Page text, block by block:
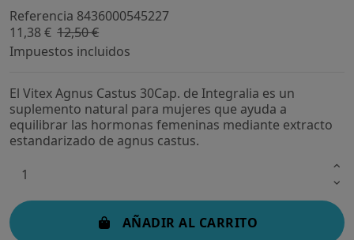
Referencia 8436000545227
11,38 € 12,50 €
Impuestos incluidos
El Vitex Agnus Castus 30Cap. de Integralia es un
suplemento natural para mujeres que ayuda a
equilibrar las hormonas femeninas mediante extracto
estandarizado de agnus castus.
AÑADIR AL CARRITO